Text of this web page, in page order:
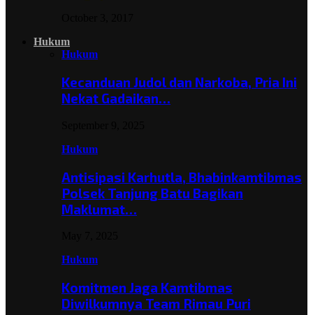
Hukum
Hukum
Kecanduan Judol dan Narkoba, Pria Ini
Nekat Gadaikan…
Hukum
Antisipasi Karhutla, Bhabinkamtibmas
Polsek Tanjung Batu Bagikan
Maklumat…
Hukum
Komitmen Jaga Kamtibmas
Diwilkumnya Team Rimau Puri